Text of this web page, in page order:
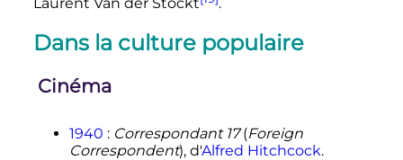
Dans la culture populaire
Cinéma
1940 : Correspondant 17(Foreign
Correspondent), d'Alfred Hitchcock.